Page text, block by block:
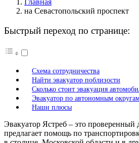
на Севастопольский проспект
Быстрый переход по странице:
Схема сотрудничества
Найти эвакуатор поблизости
Сколько стоит эвакуация
Эвакуатор по автономным
Наши плюсы
Эвакуатор Ястреб – это проверенный
предлагает помощь по